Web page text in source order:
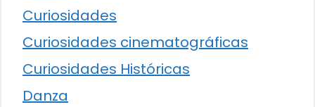
Curiosidades
Curiosidades cinematográficas
Curiosidades Históricas
Danza